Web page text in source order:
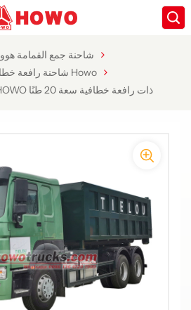
شاحنة جمع القمامة هوو
شاحنة رافعة خطافية من نوع Howo
شاحنة جمع النفايات HOWO ذات رافعة خطافية سعة 20 طنًا